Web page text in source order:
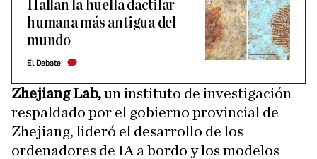
Hallan la huella dactilar
humana más antigua del
mundo
El Debate
Zhejiang Lab,un instituto de investigación
respaldado por el gobierno provincial de
Zhejiang, lideró el desarrollo de los
ordenadores de IA a bordo y los modelos